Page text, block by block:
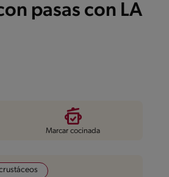
pasas con LA
Marcar cocinada